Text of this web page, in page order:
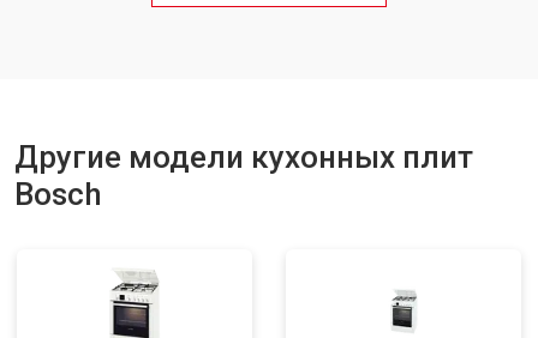
Ремонт чугунной конфорки от 2600 ₽
Другие модели кухонных плит
Bosch